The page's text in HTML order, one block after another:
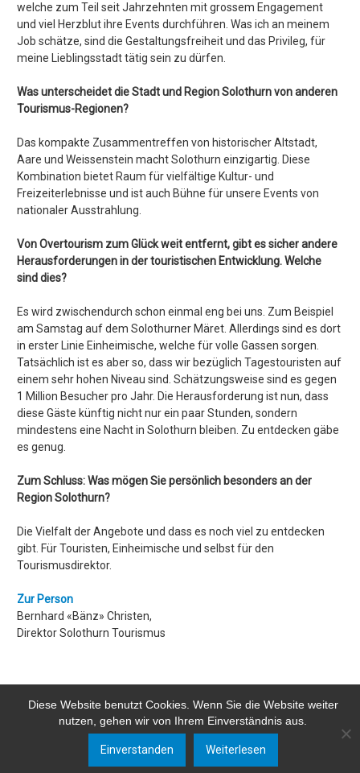
welche zum Teil seit Jahrzehnten mit grossem Engagement
und viel Herzblut ihre Events durchführen. Was ich an meinem
Job schätze, sind die Gestaltungsfreiheit und das Privileg, für
meine Lieblingsstadt tätig sein zu dürfen.
Was unterscheidet die Stadt und Region Solothurn von anderen
Tourismus-Regionen?
Das kompakte Zusammentreffen von historischer Altstadt,
Aare und Weissenstein macht Solothurn einzigartig. Diese
Kombination bietet Raum für vielfältige Kultur- und
Freizeiterlebnisse und ist auch Bühne für unsere Events von
nationaler Ausstrahlung.
Von Overtourism zum Glück weit entfernt, gibt es sicher andere
Herausforderungen in der touristischen Entwicklung. Welche
sind dies?
Es wird zwischendurch schon einmal eng bei uns. Zum Beispiel
am Samstag auf dem Solothurner Märet. Allerdings sind es dort
in erster Linie Einheimische, welche für volle Gassen sorgen.
Tatsächlich ist es aber so, dass wir bezüglich Tagestouristen auf
einem sehr hohen Niveau sind. Schätzungsweise sind es gegen
1 Million Besucher pro Jahr. Die Herausforderung ist nun, dass
diese Gäste künftig nicht nur ein paar Stunden, sondern
mindestens eine Nacht in Solothurn bleiben. Zu entdecken gäbe
es genug.
Zum Schluss: Was mögen Sie persönlich besonders an der
Region Solothurn?
Die Vielfalt der Angebote und dass es noch viel zu entdecken
gibt. Für Touristen, Einheimische und selbst für den
Tourismusdirektor.
Zur Person
Bernhard «Bänz» Christen,
Direktor Solothurn Tourismus
Diese Website benutzt Cookies. Wenn Sie die Website weiter
nutzen, gehen wir von Ihrem Einverständnis aus.
Einverstanden Weiterlesen